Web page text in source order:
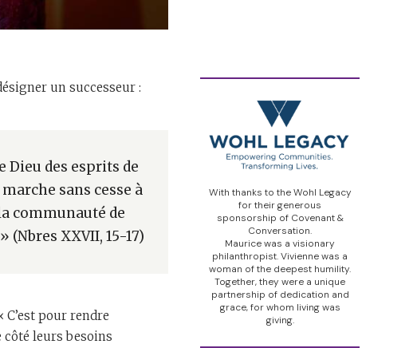
un successeur :
Dieu des esprits de
sans cesse à
communauté de
XXVII, 15-17)
C’est pour rendre
leurs besoins
With thanks to the Wohl Legacy
for their generous
sponsorship of Covenant &
Conversation.
Maurice was a visionary
philanthropist. Vivienne was a
woman of the deepest humility.
Together, they were a unique
partnership of dedication and
grace, for whom living was
giving.